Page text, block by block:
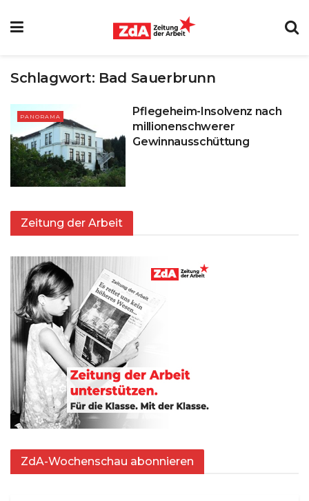
Schlagwort: Bad Sauerbrunn
PANORAMA
Pflegeheim-Insolvenz nach
millionenschwerer
Gewinnausschüttung
Zeitung der Arbeit
ZdA-Wochenschau abonnieren